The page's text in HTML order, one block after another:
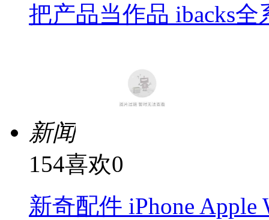
把产品当作品 ibacks全
新闻
154喜欢0
新奇配件 iPhone Apple